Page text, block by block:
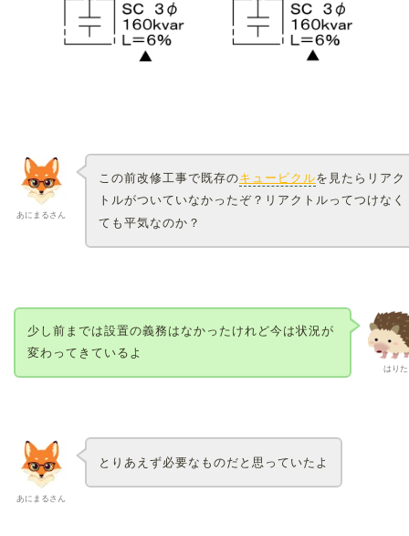
あにまるさん
この前改修工事で既存のキュービクルを見たらリアク
トルがついていなかったぞ？リアクトルってつけなく
ても平気なのか？
はりた
少し前までは設置の義務はなかったけれど今は状況が
変わってきているよ
あにまるさん
とりあえず必要なものだと思っていたよ